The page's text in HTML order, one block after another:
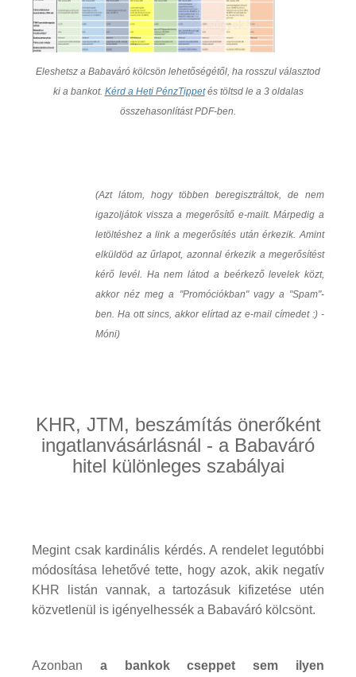
Eleshetsz a Babaváró kölcsön lehetőségétől, ha rosszul választod
ki a bankot. Kérd a Heti PénzTippetés töltsd le a 3 oldalas
összehasonlítást PDF-ben.
(Azt látom, hogy többen beregisztráltok, de nem
igazoljátok vissza a megerősítő e-mailt. Márpedig a
letöltéshez a link a megerősítés után érkezik. Amint
elküldöd az űrlapot, azonnal érkezik a megerősítést
kérő levél. Ha nem látod a beérkező levelek közt,
akkor néz meg a "Promóciókban" vagy a "Spam"-
ben. Ha ott sincs, akkor elírtad az e-mail címedet :) -
Móni)
KHR, JTM, beszámítás önerőként
ingatlanvásárlásnál - a Babaváró
hitel különleges szabályai
Megint csak kardinális kérdés. A rendelet legutóbbi
módosítása lehetővé tette, hogy azok, akik negatív
KHR listán vannak, a tartozásuk kifizetése utén
közvetlenül is igényelhessék a Babaváró kölcsönt.
Azonban a bankok cseppet sem ilyen